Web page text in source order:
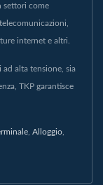
settori come
internet e altri.
alta tensione, sia
TKP garantisce
Alloggio